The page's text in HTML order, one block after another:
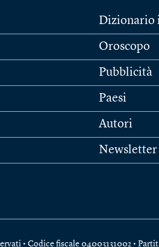
Dizionario
Oroscopo
Pubblicità
Paesi
Autori
Newsletter
• Codice fiscale 04003131002 •